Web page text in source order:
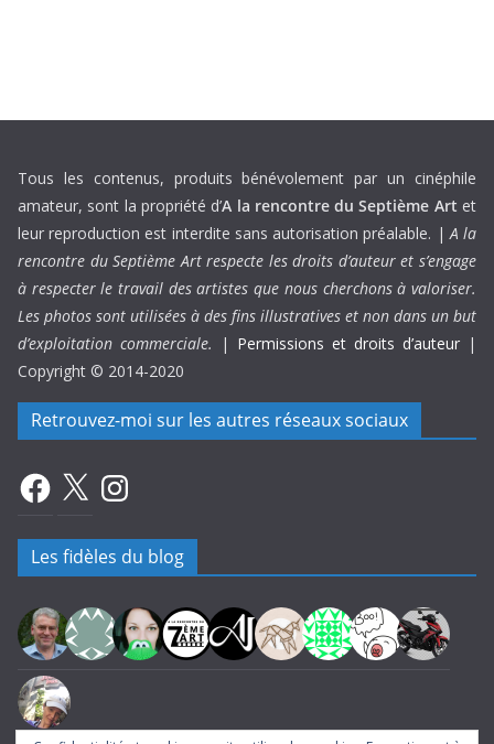
Tous les contenus, produits bénévolement par un cinéphile
amateur, sont la propriété d’A la rencontre du Septième Art et
leur reproduction est interdite sans autorisation préalable. |A la
rencontre du Septième Art respecte les droits d’auteur et s’engage
à respecter le travail des artistes que nous cherchons à valoriser.
Les photos sont utilisées à des fins illustratives et non dans un but
d’exploitation commerciale.
| Permissions et droits d’auteur |
Copyright © 2014-2020
Retrouvez-moi sur les autres réseaux sociaux
Facebook
X Instagram
Les fidèles du blog